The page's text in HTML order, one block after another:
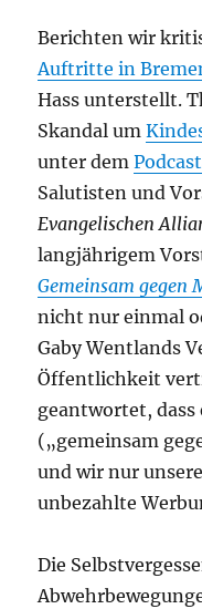
Berichten wir
Auftritte in
Hass unterstellt.
Skandal um
unter dem
Salutisten und
Evangelischen
langjährigem
Gemeinsam gegen
nicht nur einmal
Gaby Wentlands
Öffentlichkeit
geantwortet, dass
(„gemeinsam
und wir nur
unbezahlte
Die